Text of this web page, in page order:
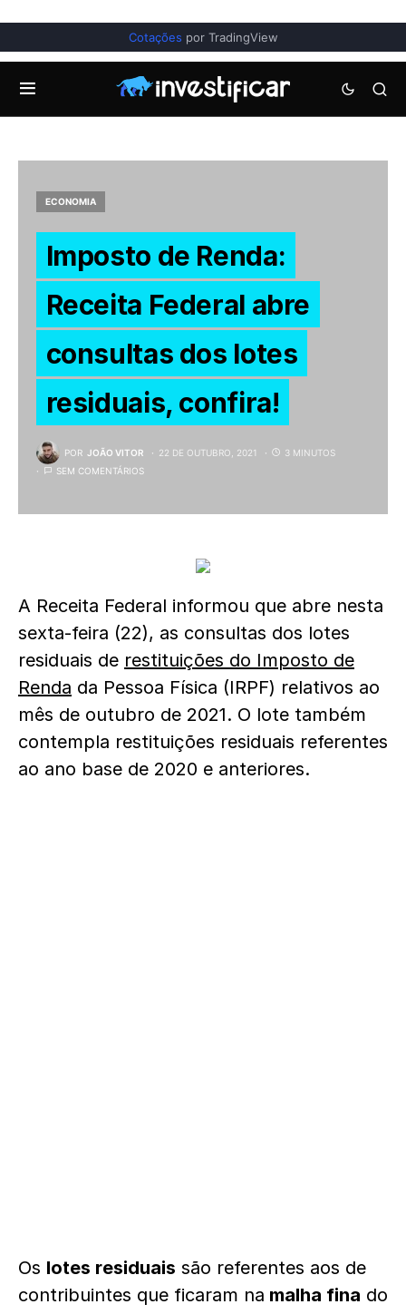
Cotações por TradingView
ECONOMIA
Imposto de Renda:
Receita Federal abre
consultas dos lotes
residuais, confira!
POR JOÃO VITOR 22 DE OUTUBRO, 2021
3 MINUTOS
SEM COMENTÁRIOS
A Receita Federal informou que abre nesta
sexta-feira (22), as consultas dos lotes
residuais de restituições do Imposto de
Renda da Pessoa Física (IRPF) relativos ao
mês de outubro de 2021. O lote também
contempla restituições residuais referentes
ao ano base de 2020 e anteriores.
Os lotes residuais são referentes aos de
contribuintes que ficaram na malha fina do